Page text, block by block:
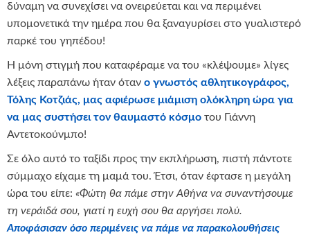
δύναμη να συνεχίσει να ονειρεύεται και να περιμένει
υπομονετικά την ημέρα που θα ξαναγυρίσει στο γυαλιστερό
παρκέ του γηπέδου!
Η μόνη στιγμή που καταφέραμε να του «κλέψουμε» λίγες
λέξεις παραπάνω ήταν όταν ο γνωστός αθλητικογράφος,
Τόλης Κοτζιάς, μας αφιέρωσε μιάμιση ολόκληρη ώρα για
να μας συστήσει τον θαυμαστό κόσμο του Γιάννη
Αντετοκούνμπο!
Σε όλο αυτό το ταξίδι προς την εκπλήρωση, πιστή πάντοτε
σύμμαχο είχαμε τη μαμά του. Έτσι, όταν έφτασε η μεγάλη
ώρα του είπε: «Φώτη θα πάμε στην Αθήνα να συναντήσουμε
τη νεράιδά σου, γιατί η ευχή σου θα αργήσει πολύ.
Αποφάσισαν όσο περιμένεις να πάμε να παρακολουθήσεις